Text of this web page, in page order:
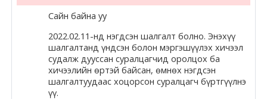
Moodle
Docs
Moodle.com
Сайн байна уу
2022.02.11-нд нэгдсэн шалгалт болно. Энэхүү
шалгалтанд үндсэн болон мэргэшүүлэх хичээл
судалж дууссан суралцагчид оролцох ба
хичээлийн өртэй байсан, өмнөх нэгдсэн
шалгалтуудаас хоцорсон суралцагч бүртгүүлнэ
үү.